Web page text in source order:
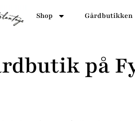
Shop Gårdbutikken
på